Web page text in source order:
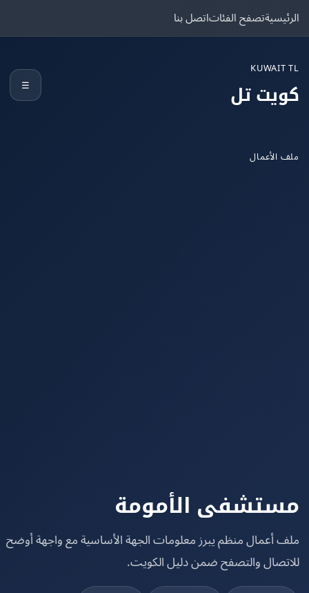
تصفح الفئاتاتصل بنا
تل
الأمومة
منظم يبرز معلومات الجهة الأساسية مع واجهة أوضح
والتصفح ضمن دليل الكويت.